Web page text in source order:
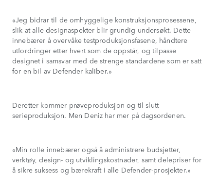
«Jeg bidrar til de omhyggelige konstruksjonsprosessene,
slik at alle designaspekter blir grundig undersøkt. Dette
innebærer å overvåke testproduksjonsfasene, håndtere
utfordringer etter hvert som de oppstår, og tilpasse
designet i samsvar med de strenge standardene som er satt
for en bil av Defender kaliber.»
Deretter kommer prøveproduksjon og til slutt
serieproduksjon. Men Deniz har mer på dagsordenen.
«Min rolle innebærer også å administrere budsjetter,
verktøy, design- og utviklingskostnader, samt delepriser for
å sikre suksess og bærekraft i alle Defender-prosjekter.»